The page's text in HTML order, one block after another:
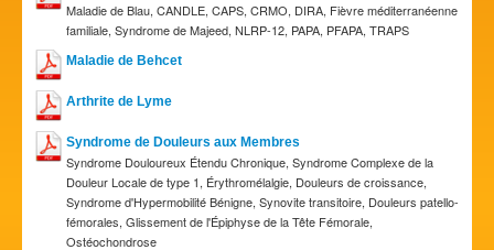
Maladie de Blau, CANDLE, CAPS, CRMO, DIRA, Fièvre méditerranéenne
familiale, Syndrome de Majeed, NLRP-12, PAPA, PFAPA, TRAPS
Maladie de Behcet
Arthrite de Lyme
Syndrome de Douleurs aux Membres
Syndrome Douloureux Étendu Chronique, Syndrome Complexe de la
Douleur Locale de type 1, Érythromélalgie, Douleurs de croissance,
Syndrome d'Hypermobilité Bénigne, Synovite transitoire, Douleurs patello-
fémorales, Glissement de l'Épiphyse de la Tête Fémorale,
Ostéochondrose